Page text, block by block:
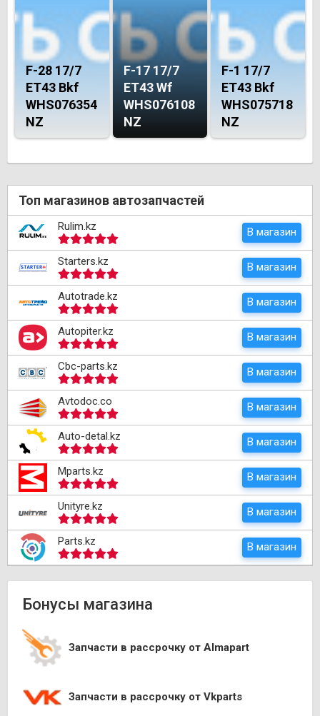
F-28 17/7
ET43 Bkf
WHS076354
NZ
F-17 17/7
ET43 Wf
WHS076108
NZ
F-1 17/7
ET43 Bkf
WHS075718
NZ
Топ магазинов автозапчастей
Rulim.kz В магазин
Starters.kz В магазин
Autotrade.kz В магазин
Autopiter.kz В магазин
Cbc-parts.kz В магазин
Avtodoc.co В магазин
Auto-detal.kz В магазин
Mparts.kz В магазин
Unityre.kz В магазин
Parts.kz В магазин
Бонусы магазина
Запчасти в рассрочку от Almapart
Запчасти в рассрочку от Vkparts